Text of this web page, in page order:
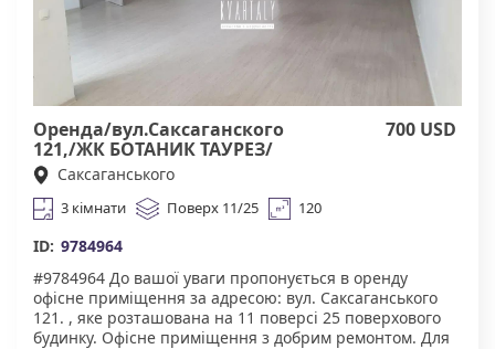
Оренда/вул.Саксаганского
121,/ЖК БОТАНИК ТАУРЕЗ/
Шевченковский р-н,
700 USD
Саксаганського
3 кімнати Поверх 11/25 120
ID: 9784964
#9784964 До вашої уваги пропонується в оренду
офісне приміщення за адресою: вул. Саксаганського
121. , яке розташована на 11 поверсі 25 поверхового
будинку. Офісне приміщення з добрим ремонтом. Для